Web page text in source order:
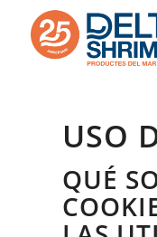
USO
QUÉ